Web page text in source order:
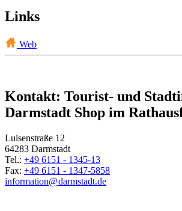
Links
Web
Kontakt: Tourist- und
Darmstadt Shop im
Luisenstraße 12
64283 Darmstadt
Tel.: +49 6151 - 1345-13
Fax: +49 6151 - 1347-5858
information@darmstadt.de